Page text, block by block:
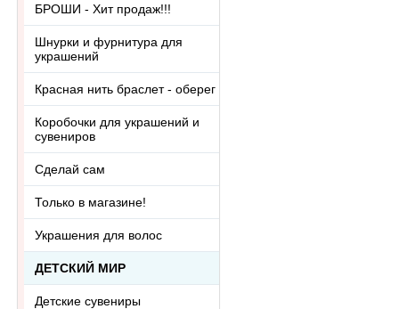
БРОШИ - Хит продаж!!!
Шнурки и фурнитура для
украшений
Красная нить браслет - оберег
Коробочки для украшений и
сувениров
Сделай сам
Только в магазине!
Украшения для волос
ДЕТСКИЙ МИР
Детские сувениры